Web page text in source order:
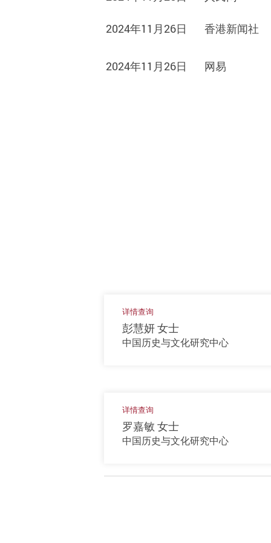
2024年11月26日 香港新闻社
2024年11月26日 网易
详情查询
彭慧妍 女士
中国历史与文化研究中心
详情查询
罗嘉敏 女士
中国历史与文化研究中心